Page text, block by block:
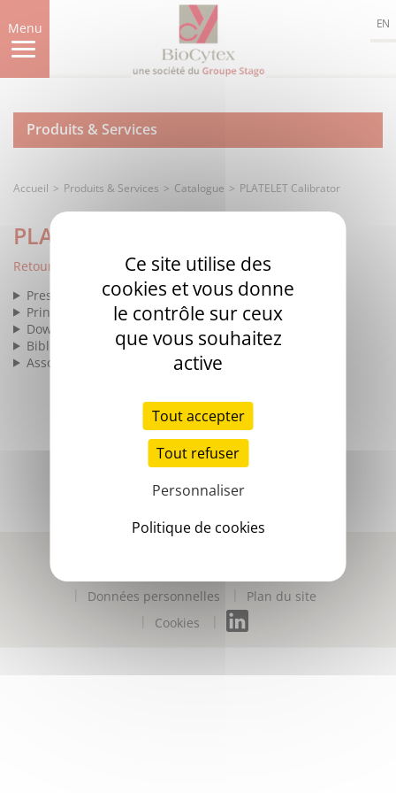
au
contenu
principal
Menu EN
Produits & Services
Accueil Produits & Services Catalogue PLATELET Calibrator
PLATELET Calibrator
Retour à la liste
Presentation
Principle
Download
Bibliography
Associated products
Données personnelles
Plan du site
Cookies
Ce site utilise des
cookies et vous donne
le contrôle sur ceux
que vous souhaitez
active
Tout accepter
Tout refuser
Personnaliser
Politique de cookies